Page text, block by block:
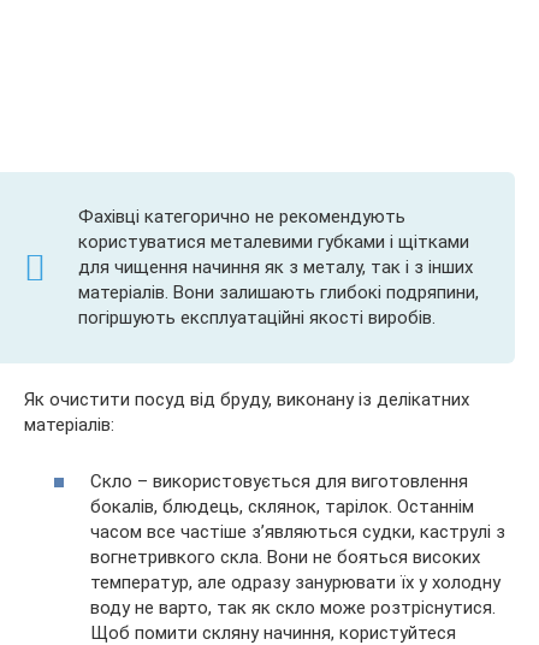
Фахівці категорично не рекомендують
користуватися металевими губками і щітками
для чищення начиння як з металу, так і з інших
матеріалів. Вони залишають глибокі подряпини,
погіршують експлуатаційні якості виробів.
Як очистити посуд від бруду, виконану із делікатних
матеріалів:
Скло – використовується для виготовлення
бокалів, блюдець, склянок, тарілок. Останнім
часом все частіше з’являються судки, каструлі з
вогнетривкого скла. Вони не бояться високих
температур, але одразу занурювати їх у холодну
воду не варто, так як скло може розтріснутися.
Щоб помити скляну начиння, користуйтеся